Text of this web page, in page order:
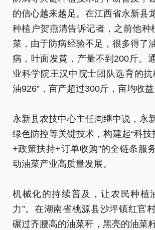
的信心越来越足。在江西省永新县
种植户贺燕清告诉记者，之前他种
菜，由于防病经验不足，很多得了
病，叶面发黄，产量不到200斤。
业科学院王汉中院士团队选育的抗
油926”，亩产超过300斤，亩均收益
永新县农技中心主任周继中说，永
绿色防控等关键技术，构建起“科
+政策扶持+订单收购”的全链条服
动油菜产业高质量发展。
机械化的持续普及，让农民种植
力”。在湖南省桃源县沙坪镇红官
碾过齐腰高的油菜秆，黑亮的油菜